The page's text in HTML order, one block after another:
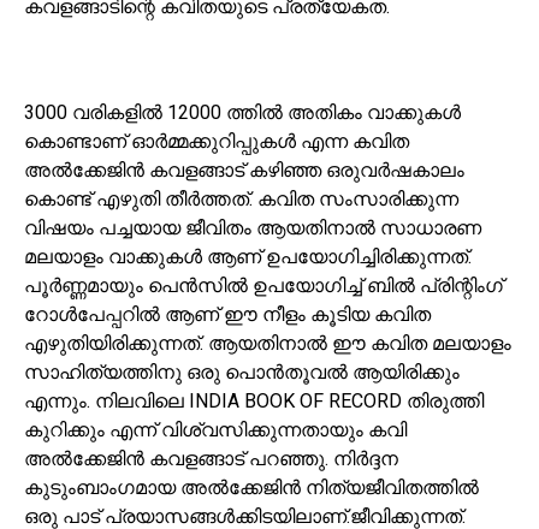
കവളങ്ങാടിന്റെ കവിതയുടെ പ്രത്യേകത.
3000 വരികളിൽ 12000 ത്തിൽ അതികം വാക്കുകൾ
കൊണ്ടാണ് ഓർമ്മക്കുറിപ്പുകൾ എന്ന കവിത
അൽക്കേജിൻ കവളങ്ങാട് കഴിഞ്ഞ ഒരുവർഷകാലം
കൊണ്ട് എഴുതി തീർത്തത്. കവിത സംസാരിക്കുന്ന
വിഷയം പച്ചയായ ജീവിതം ആയതിനാൽ സാധാരണ
മലയാളം വാക്കുകൾ ആണ് ഉപയോഗിച്ചിരിക്കുന്നത്.
പൂർണ്ണമായും പെൻസിൽ ഉപയോഗിച്ച് ബിൽ പ്രിന്റിംഗ്
റോൾപേപ്പറിൽ ആണ് ഈ നീളം കൂടിയ കവിത
എഴുതിയിരിക്കുന്നത്. ആയതിനാൽ ഈ കവിത മലയാളം
സാഹിത്യത്തിനു ഒരു പൊൻതൂവൽ ആയിരിക്കും
എന്നും. നിലവിലെ INDIA BOOK OF RECORD തിരുത്തി
കുറിക്കും എന്ന് വിശ്വസിക്കുന്നതായും കവി
അൽക്കേജിൻ കവളങ്ങാട് പറഞ്ഞു. നിർദ്ദന
കുടുംബാംഗമായ അൽക്കേജിൻ നിത്യജീവിതത്തിൽ
ഒരു പാട് പ്രയാസങ്ങൾക്കിടയിലാണ്.ജീവിക്കുന്നത്.